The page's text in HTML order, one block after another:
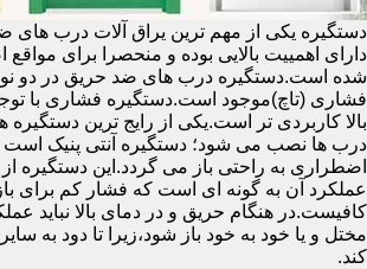
دستگیره یکی از مهم ترین یراق آلات درب
دارای اهمییت بالایی بوده و منحصرا برای
شده است.دستگیره درب های ضد حریق در دو
فشاری (تاچ)موجود است.دستگیره فشاری با
بالا کاربردی تر است.یکی از رایج ترین دستگیره
درب ها نصب می شود؛ دستگیره آنتی پنیک است
اضطراری به راحتی باز می گردد.این دستگیره
عملکرد آن به گونه ای است که فشار کم برای
کافیست.در هنگام حریق و در دمای بالا نباید
مختل و یا خود به خود باز شود،زیرا تا دود به
کند.